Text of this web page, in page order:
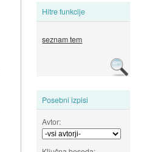
Hitre funkcije
seznam tem
Posebni izpisi
Avtor: